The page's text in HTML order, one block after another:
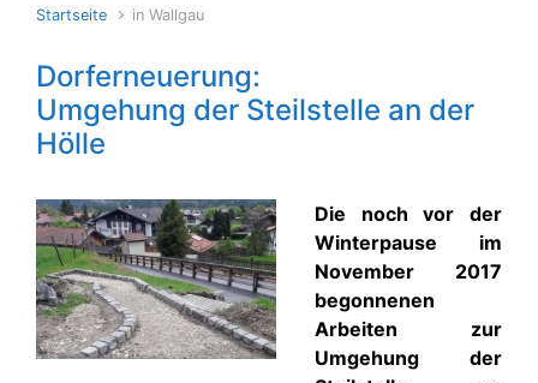
Startseite in Wallgau
Dorferneuerung:
Umgehung der Steilstelle an der
Hölle
Die noch vor der
Winterpause im
November 2017
begonnenen
Arbeiten zur
Umgehung der